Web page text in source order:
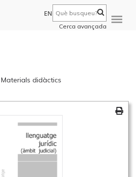
EN
Cerca avançada
Materials didàctics